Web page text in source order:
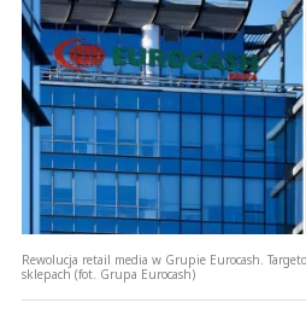
Rewolucja retail media w Grupie Eurocash.
sklepach (fot. Grupa Eurocash)